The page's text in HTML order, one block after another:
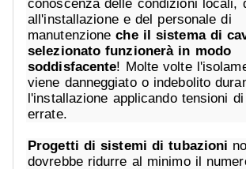
conoscenza delle condizioni locali,
all'installazione e del personale di
manutenzioneche il sistema di
selezionato funzionerà in modo
soddisfacente! Molte volte
viene danneggiato o indebolito
l'installazione applicando tensioni
errate.
Progetti di sistemi di tubazioni
dovrebbe ridurre al minimo il